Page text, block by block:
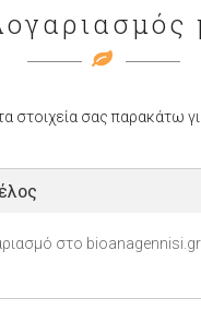
στοιχεία σας παρακάτω
στο